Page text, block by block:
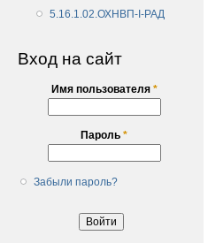
5.16.1.02.ОХНВП-I-РАД
Вход на сайт
Имя пользователя *
Пароль *
Забыли пароль?